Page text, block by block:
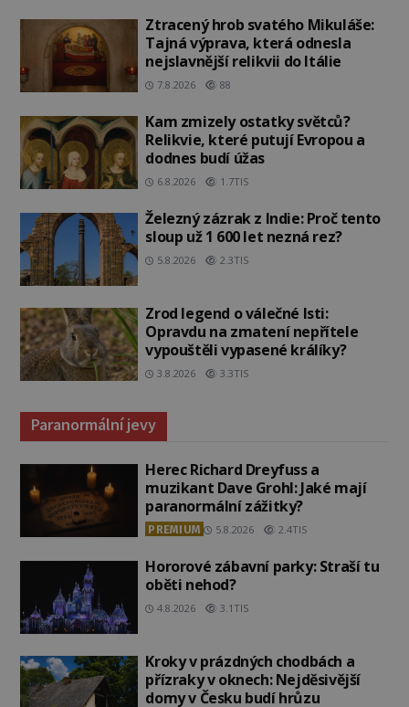
Ztracený hrob svatého Mikuláše:
Tajná výprava, která odnesla
nejslavnější relikvii do Itálie
7.8.2026 88
Kam zmizely ostatky světců?
Relikvie, které putují Evropou a
dodnes budí úžas
6.8.2026 1.7TIS
Železný zázrak z Indie: Proč tento
sloup už 1 600 let nezná rez?
5.8.2026 2.3TIS
Zrod legend o válečné lsti:
Opravdu na zmatení nepřítele
vypouštěli vypasené králíky?
3.8.2026 3.3TIS
Paranormální jevy
Herec Richard Dreyfuss a
muzikant Dave Grohl: Jaké mají
paranormální zážitky?
PREMIUM 5.8.2026 2.4TIS
Hororové zábavní parky: Straší tu
oběti nehod?
4.8.2026 3.1TIS
Kroky v prázdných chodbách a
přízraky v oknech: Nejděsivější
domy v Česku budí hrůzu